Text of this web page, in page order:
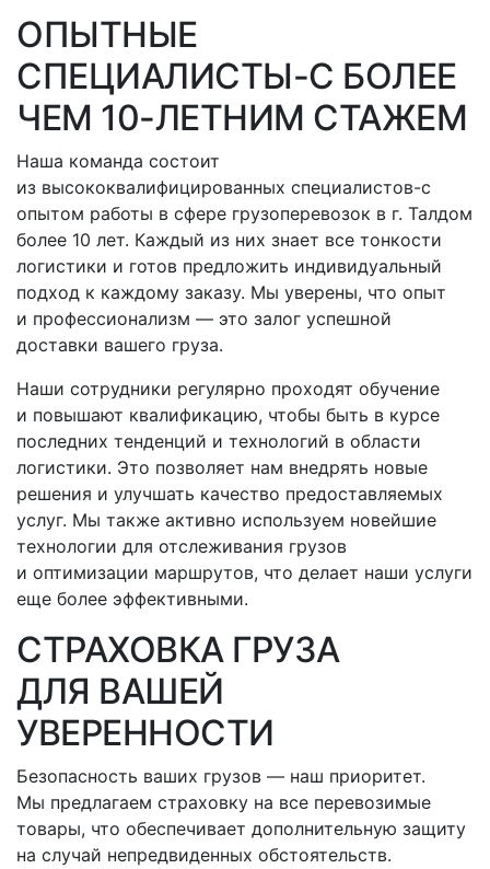
ОПЫТНЫЕ
СПЕЦИАЛИСТЫ-С БОЛЕЕ
ЧЕМ 10-ЛЕТНИМ СТАЖЕМ
Наша команда состоит
из высококвалифицированных специалистов-с
опытом работы в сфере грузоперевозок в г. Талдом
более 10 лет. Каждый из них знает все тонкости
логистики и готов предложить индивидуальный
подход к каждому заказу. Мы уверены, что опыт
и профессионализм — это залог успешной
доставки вашего груза.
Наши сотрудники регулярно проходят обучение
и повышают квалификацию, чтобы быть в курсе
последних тенденций и технологий в области
логистики. Это позволяет нам внедрять новые
решения и улучшать качество предоставляемых
услуг. Мы также активно используем новейшие
технологии для отслеживания грузов
и оптимизации маршрутов, что делает наши услуги
еще более эффективными.
СТРАХОВКА ГРУЗА
ДЛЯ ВАШЕЙ
УВЕРЕННОСТИ
Безопасность ваших грузов — наш приоритет.
Мы предлагаем страховку на все перевозимые
товары, что обеспечивает дополнительную защиту
на случай непредвиденных обстоятельств.